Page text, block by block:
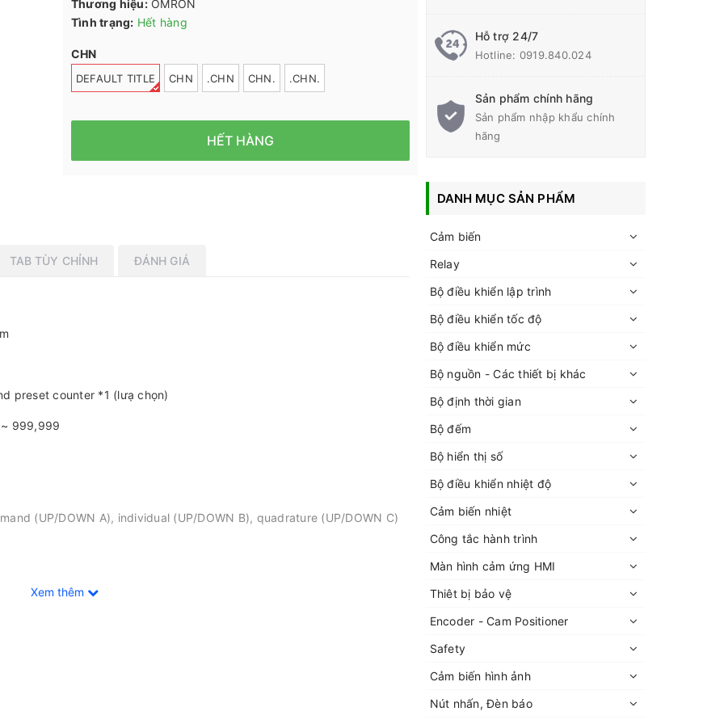
Thương hiệu: OMRON
Tình trạng: Hết hàng
CHN
DEFAULT TITLE CHN .CHN CHN. .CHN.
HẾT HÀNG
TAB TÙY CHỈNH ĐÁNH GIÁ
preset counter *1 (lưạ chọn)
999,999
(UP/DOWN A), individual (UP/DOWN B), quadrature (UP/DOWN C)
Xem thêm
Hỗ trợ 24/7
Hotline: 0919.840.024
Sản phẩm chính hãng
Sản phẩm nhập khẩu chính
hãng
DANH MỤC SẢN PHẨM
Cảm biến
Relay
Bộ điều khiển lập trình
Bộ điều khiển tốc độ
Bộ điều khiển mức
Bộ nguồn - Các thiết bị khác
Bộ định thời gian
Bộ đếm
Bộ hiển thị số
Bộ điều khiển nhiệt độ
Cảm biến nhiệt
Công tắc hành trình
Màn hình cảm ứng HMI
Thiêt bị bảo vệ
Encoder - Cam Positioner
Safety
Cảm biến hình ảnh
Nút nhấn, Đèn báo